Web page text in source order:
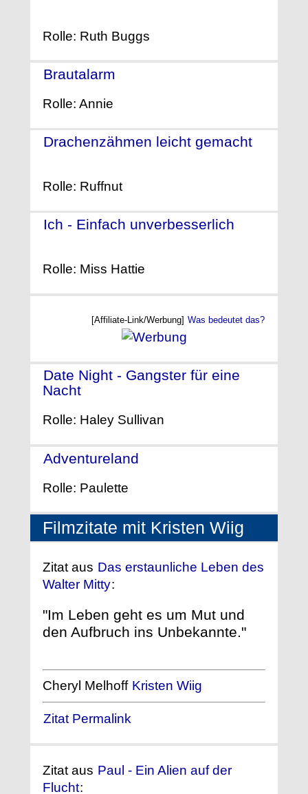
Rolle: Ruth Buggs
Brautalarm
Rolle: Annie
Drachenzähmen leicht gemacht
Rolle: Ruffnut
Ich - Einfach unverbesserlich
Rolle: Miss Hattie
[Affiliate-Link/Werbung] Was bedeutet das?
Date Night - Gangster für eine
Nacht
Rolle: Haley Sullivan
Adventureland
Rolle: Paulette
Filmzitate mit Kristen Wiig
Zitat aus Das erstaunliche Leben des
Walter Mitty:
"Im Leben geht es um Mut und
den Aufbruch ins Unbekannte."
Cheryl Melhoff Kristen Wiig
Zitat Permalink
Zitat aus Paul - Ein Alien auf der
Flucht: